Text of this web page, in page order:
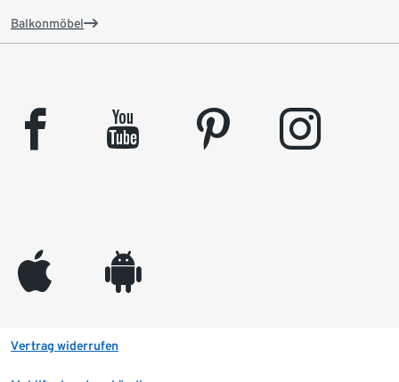
Balkonmöbel
facebook youtube pinterest instagram
appleinc android
Vertrag widerrufen